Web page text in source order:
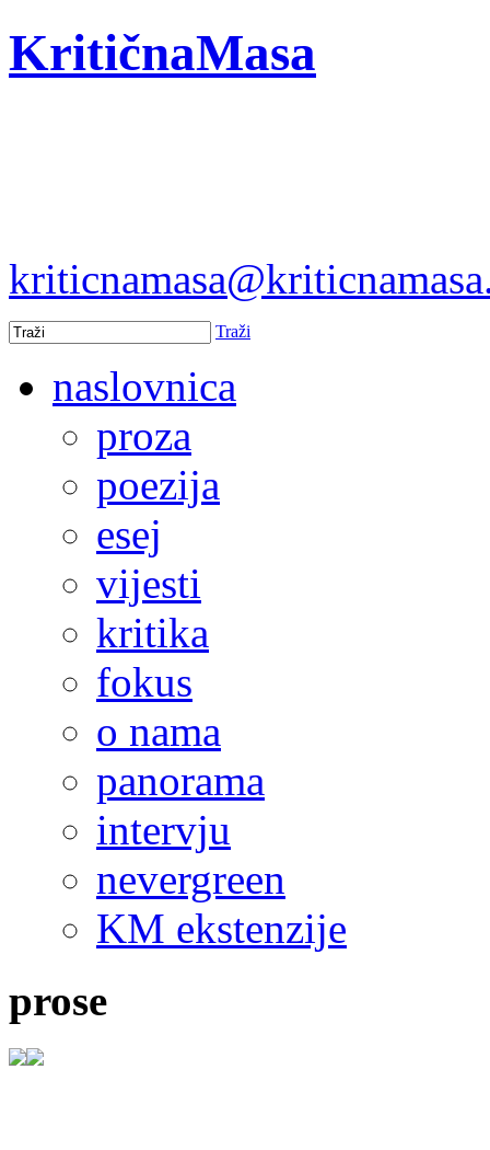
KritičnaMasa
Traži
naslovnica
proza
poezija
esej
vijesti
kritika
fokus
o nama
panorama
intervju
nevergreen
KM ekstenzije
prose